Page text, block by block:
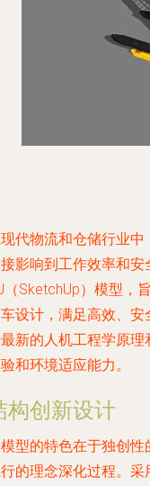
代物流和仓储行业
影响到工作效率和
（SketchUp）模型，
设计，满足高效、
新的人机工程学原
和环境适应能力。
构创新设计
型的特色在于独创
的理念深化过程。